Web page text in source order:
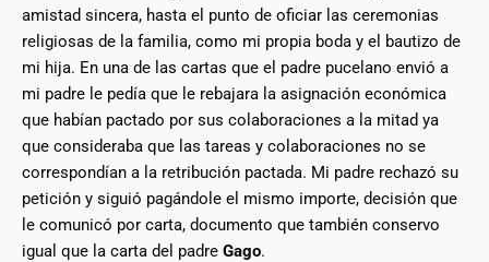
amistad sincera, hasta el punto de oficiar las ceremonias
religiosas de la familia, como mi propia boda y el bautizo de
mi hija. En una de las cartas que el padre pucelano envió a
mi padre le pedía que le rebajara la asignación económica
que habían pactado por sus colaboraciones a la mitad ya
que consideraba que las tareas y colaboraciones no se
correspondían a la retribución pactada. Mi padre rechazó su
petición y siguió pagándole el mismo importe, decisión que
le comunicó por carta, documento que también conservo
igual que la carta del padre Gago.